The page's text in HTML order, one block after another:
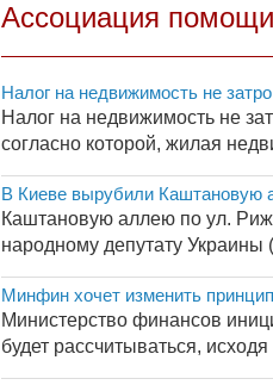
Ассоциация
Налог на недвижимость не
Налог на недвижимость не
согласно которой, жилая
В Киеве вырубили Каштановую
Каштановую аллею по ул.
народному депутату
Минфин хочет изменить
Министерство финансов
будет рассчитываться,